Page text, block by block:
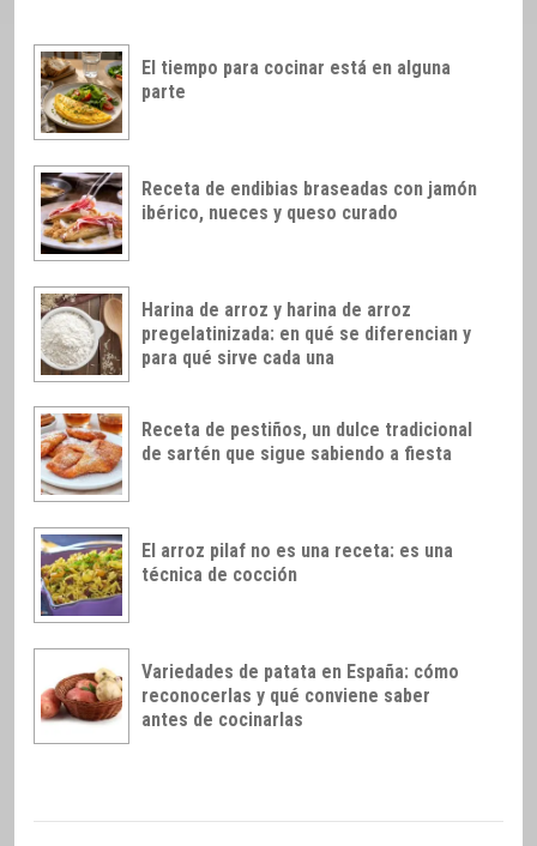
El tiempo para cocinar está en alguna
parte
Receta de endibias braseadas con jamón
ibérico, nueces y queso curado
Harina de arroz y harina de arroz
pregelatinizada: en qué se diferencian y
para qué sirve cada una
Receta de pestiños, un dulce tradicional
de sartén que sigue sabiendo a fiesta
El arroz pilaf no es una receta: es una
técnica de cocción
Variedades de patata en España: cómo
reconocerlas y qué conviene saber
antes de cocinarlas